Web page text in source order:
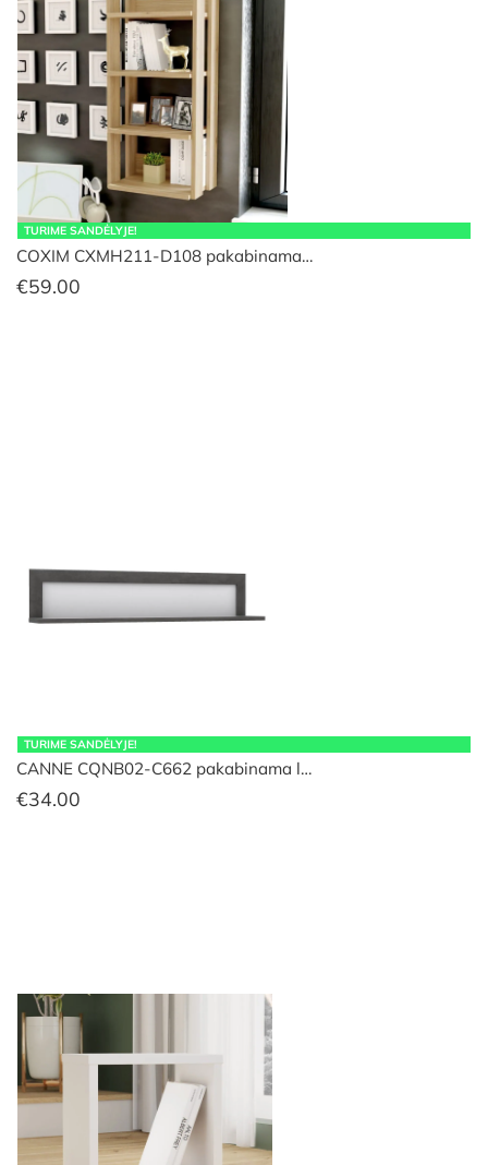
TURIME SANDĖLYJE!
COXIM CXMH211-D108 pakabinama…
€59.00
TURIME SANDĖLYJE!
CANNE CQNB02-C662 pakabinama l…
€34.00